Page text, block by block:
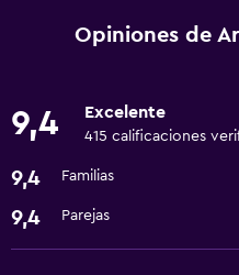
Servicios básicos
Opiniones de
9,4 Excelente
415 calificaciones
9,4 Familias
9,4 Parejas